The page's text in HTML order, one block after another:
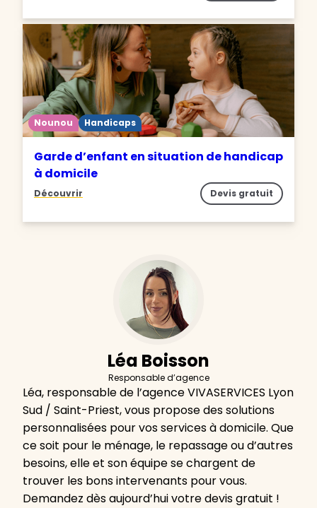
Nounou Handicaps
Garde d’enfant en situation de handicap
à domicile
Découvrir Devis gratuit
Léa Boisson
Responsable d’agence
Léa, responsable de l’agence VIVASERVICES Lyon
Sud / Saint-Priest, vous propose des solutions
personnalisées pour vos services à domicile. Que
ce soit pour le ménage, le repassage ou d’autres
besoins, elle et son équipe se chargent de
trouver les bons intervenants pour vous.
Demandez dès aujourd’hui votre devis gratuit !